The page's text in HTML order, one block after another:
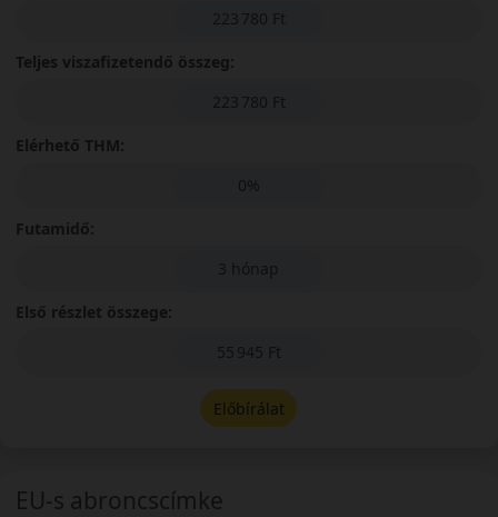
223 780 Ft
Teljes viszafizetendő összeg:
223 780 Ft
Elérhető THM:
0%
Futamidő:
3 hónap
Első részlet összege:
55 945 Ft
Előbírálat
EU-s abroncscímke